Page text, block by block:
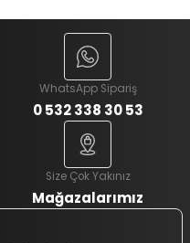
WhatsApp Sipariş
0 532 338 30 53
Size Çok Yakınız
Mağazalarımız